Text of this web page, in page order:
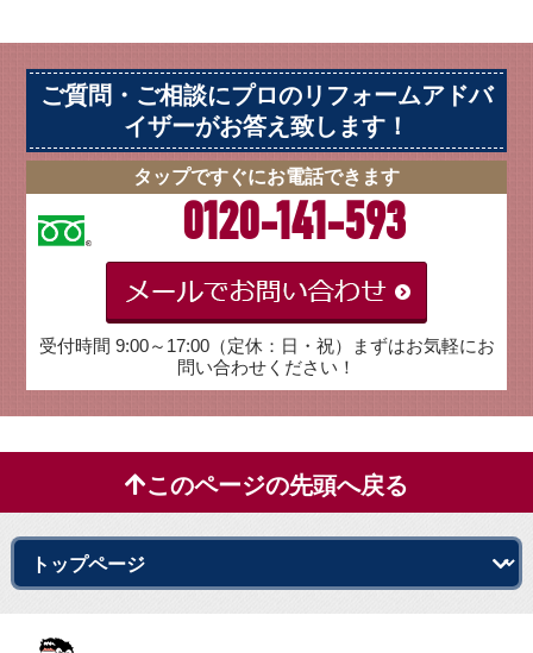
ご質問・ご相談にプロのリフォームアドバ
イザーがお答え致します！
タップですぐにお電話できます
0120-141-593
受付時間 9:00～17:00（定休：日・祝）まずはお気軽にお
問い合わせください！
このページの先頭へ戻る